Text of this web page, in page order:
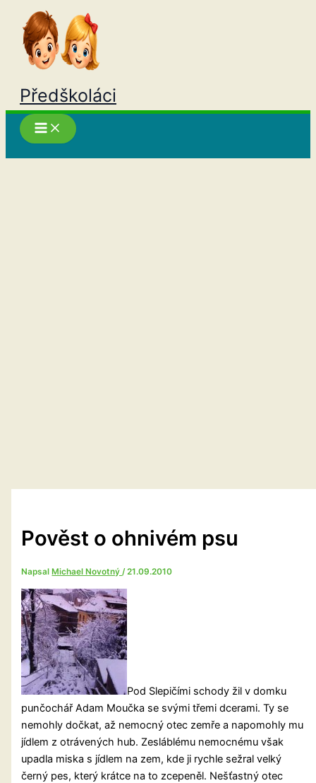
Přeskočit
obsah
Předškoláci
Pověst o ohnivém psu
Napsal Michael Novotný/21.09.2010
Pod Slepičími schody žil v domku
punčochář Adam Moučka se svými třemi dcerami. Ty se
nemohly dočkat, až nemocný otec zemře a napomohly mu
jídlem z otrávených hub. Zesláblému nemocnému však
upadla miska s jídlem na zem, kde ji rychle sežral velký
černý pes, který krátce na to zcepeněl. Nešťastný otec